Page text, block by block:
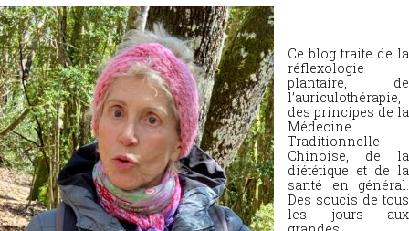
Ce blog traite de la
réflexologie
plantaire, de
l’auriculothérapie,
des principes de la
Médecine
Traditionnelle
Chinoise, de la
diététique et de la
santé en général.
Des soucis de tous
les jours aux